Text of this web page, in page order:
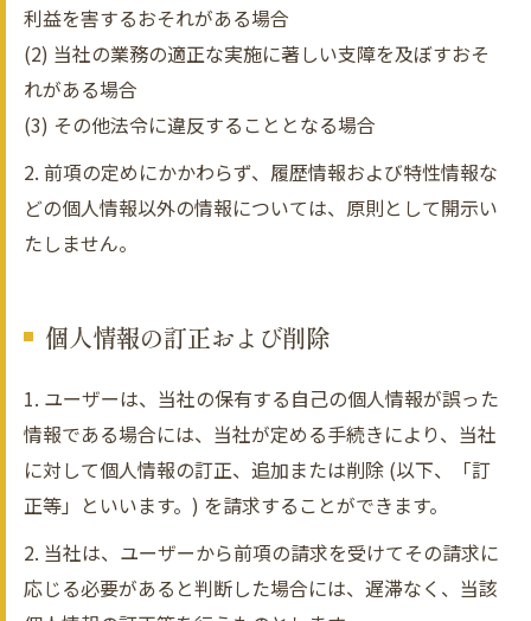
利益を害するおそれがある場合
(2) 当社の業務の適正な実施に著しい支障を及ぼすおそ
れがある場合
(3) その他法令に違反することとなる場合
2. 前項の定めにかかわらず、履歴情報および特性情報な
どの個人情報以外の情報については、原則として開示い
たしません。
個人情報の訂正および削除
1. ユーザーは、当社の保有する自己の個人情報が誤った
情報である場合には、当社が定める手続きにより、当社
に対して個人情報の訂正、追加または削除 (以下、「訂
正等」といいます。) を請求することができます。
2. 当社は、ユーザーから前項の請求を受けてその請求に
応じる必要があると判断した場合には、遅滞なく、当該